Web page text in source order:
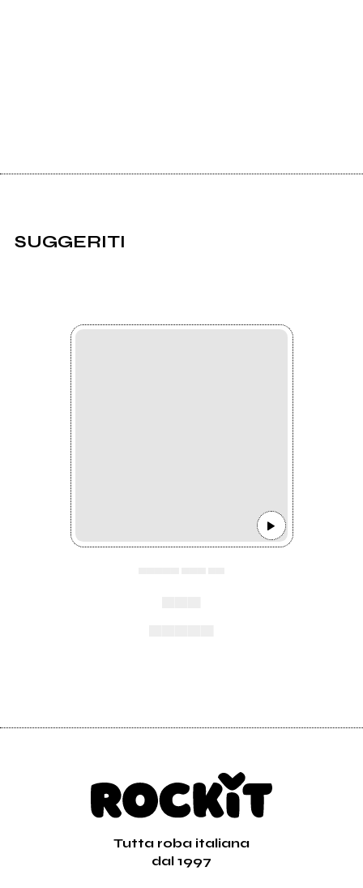
SUGGERITI
Tutta roba italiana
dal 1997